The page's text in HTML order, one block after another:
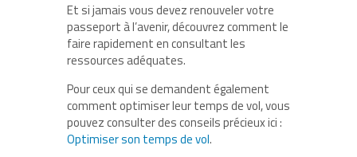
Et si jamais vous devez renouveler votre
passeport à l’avenir, découvrez comment le
faire rapidement en consultant les
ressources adéquates.
Pour ceux qui se demandent également
comment optimiser leur temps de vol, vous
pouvez consulter des conseils précieux ici :
Optimiser son temps de vol.